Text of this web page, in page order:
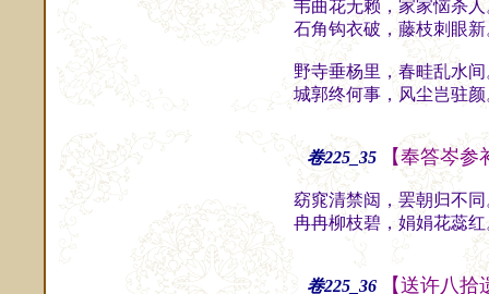
韦曲花无赖，家家恼杀
石角钩衣破，藤枝刺眼
野寺垂杨里，春畦乱水
城郭终何事，风尘岂驻
卷225_35 【奉答岑
窈窕清禁闼，罢朝归不
冉冉柳枝碧，娟娟花蕊
卷225_36 【送许八